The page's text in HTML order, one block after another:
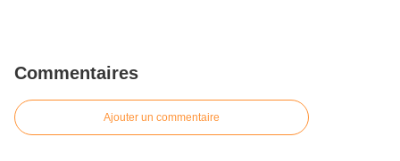
Commentaires
Ajouter un commentaire